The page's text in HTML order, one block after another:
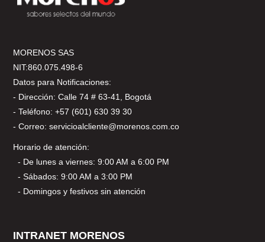
MORENOS SAS
NIT:860.075.498-6
Datos para Notificaciones:
- Dirección: Calle 74 # 63-41, Bogotá
- Teléfono: +57 (601) 630 39 30
- Correo: servicioalcliente@morenos.com.co
Horario de atención:
- De lunes a viernes: 9:00 AM a 6:00 PM
- Sábados: 9:00 AM a 3:00 PM
- Domingos y festivos sin atención
INTRANET MORENOS